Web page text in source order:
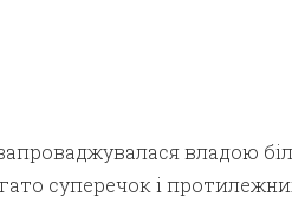
владою
суперечок і